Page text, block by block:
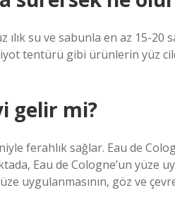
su ve sabunla en az 15-20
tentürü gibi ürünlerin yüz
gelir mi?
ferahlık sağlar. Eau de
Eau de Cologne’un yüze
uygulanmasının, göz ve